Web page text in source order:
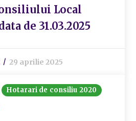
Local
de 31.03.2025
29 aprilie 2025
Hotarari de consiliu 2020